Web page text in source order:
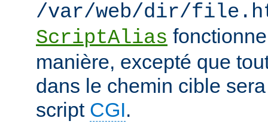
/var/web/dir/
ScriptAlias
manière, excepté que
dans le chemin cible
script CGI.